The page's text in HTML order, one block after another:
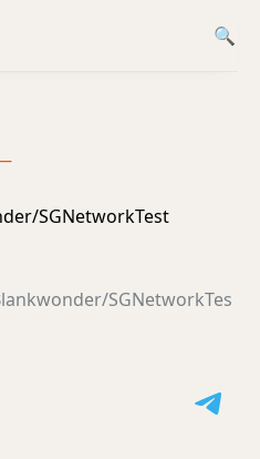
SGNetworkTest
SGNetworkTes